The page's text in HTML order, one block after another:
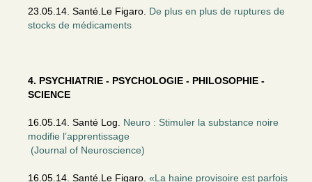
23.05.14. Santé.Le Figaro. De plus en plus de ruptures de
stocks de médicaments
4. PSYCHIATRIE - PSYCHOLOGIE - PHILOSOPHIE -
SCIENCE
16.05.14. Santé Log. Neuro : Stimuler la substance noire
modifie l’apprentissage
(Journal of Neuroscience)
16.05.14. Santé.Le Figaro. «La haine provisoire est parfois